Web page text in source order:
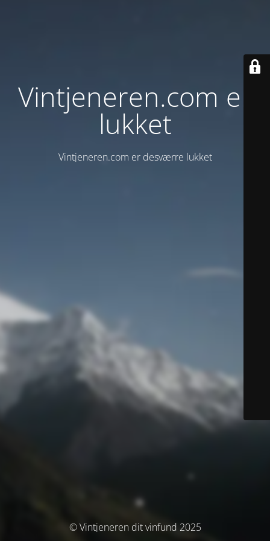
Vintjeneren.com er
lukket
Vintjeneren.com er desværre lukket
© Vintjeneren dit vinfund 2025